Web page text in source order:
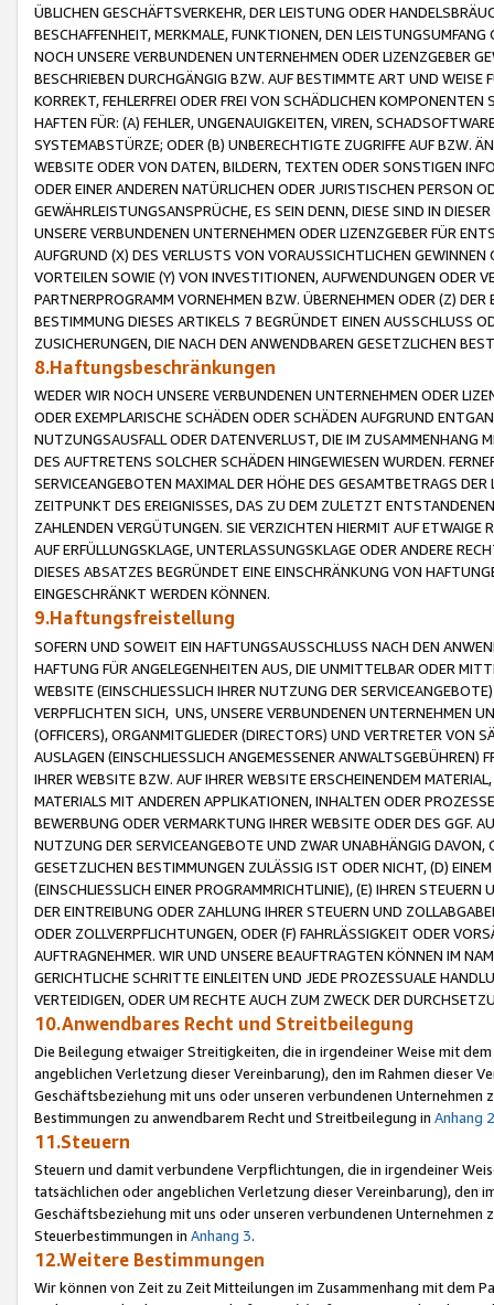
ÜBLICHEN GESCHÄFTSVERKEHR, DER LEISTUNG ODER
BESCHAFFENHEIT, MERKMALE, FUNKTIONEN, DEN
NOCH UNSERE VERBUNDENEN UNTERNEHMEN ODER LIZENZGEBER
BESCHRIEBEN DURCHGÄNGIG BZW. AUF BESTIMMTE ART UND
KORREKT, FEHLERFREI ODER FREI VON SCHÄDLICHEN
HAFTEN FÜR: (A) FEHLER, UNGENAUIGKEITEN, VIREN,
SYSTEMABSTÜRZE; ODER (B) UNBERECHTIGTE ZUGRIFFE AUF BZW.
WEBSITE ODER VON DATEN, BILDERN, TEXTEN ODER SONSTIGEN
ODER EINER ANDEREN NATÜRLICHEN ODER JURISTISCHEN PERSON
GEWÄHRLEISTUNGSANSPRÜCHE, ES SEIN DENN, DIESE SIND IN
UNSERE VERBUNDENEN UNTERNEHMEN ODER LIZENZGEBER FÜR
AUFGRUND (X) DES VERLUSTS VON VORAUSSICHTLICHEN
VORTEILEN SOWIE (Y) VON INVESTITIONEN, AUFWENDUNGEN ODER
PARTNERPROGRAMM VORNEHMEN BZW. ÜBERNEHMEN ODER (Z)
BESTIMMUNG DIESES ARTIKELS 7 BEGRÜNDET EINEN AUSSCHLUSS
ZUSICHERUNGEN, DIE NACH DEN ANWENDBAREN GESETZLICHEN
8.Haftungsbeschränkungen
WEDER WIR NOCH UNSERE VERBUNDENEN UNTERNEHMEN ODER
ODER EXEMPLARISCHE SCHÄDEN ODER SCHÄDEN AUFGRUND
NUTZUNGSAUSFALL ODER DATENVERLUST, DIE IM ZUSAMMENHANG
DES AUFTRETENS SOLCHER SCHÄDEN HINGEWIESEN WURDEN.
SERVICEANGEBOTEN MAXIMAL DER HÖHE DES GESAMTBETRAGS
ZEITPUNKT DES EREIGNISSES, DAS ZU DEM ZULETZT
ZAHLENDEN VERGÜTUNGEN. SIE VERZICHTEN HIERMIT AUF
AUF ERFÜLLUNGSKLAGE, UNTERLASSUNGSKLAGE ODER ANDERE
DIESES ABSATZES BEGRÜNDET EINE EINSCHRÄNKUNG VON
EINGESCHRÄNKT WERDEN KÖNNEN.
9.Haftungsfreistellung
SOFERN UND SOWEIT EIN HAFTUNGSAUSSCHLUSS NACH DEN
HAFTUNG FÜR ANGELEGENHEITEN AUS, DIE UNMITTELBAR ODER
WEBSITE (EINSCHLIESSLICH IHRER NUTZUNG DER
VERPFLICHTEN SICH, UNS, UNSERE VERBUNDENEN UNTERNEHMEN
(OFFICERS), ORGANMITGLIEDER (DIRECTORS) UND VERTRETER VON
AUSLAGEN (EINSCHLIESSLICH ANGEMESSENER
IHRER WEBSITE BZW. AUF IHRER WEBSITE ERSCHEINENDEM
MATERIALS MIT ANDEREN APPLIKATIONEN, INHALTEN ODER
BEWERBUNG ODER VERMARKTUNG IHRER WEBSITE ODER DES GGF.
NUTZUNG DER SERVICEANGEBOTE UND ZWAR UNABHÄNGIG
GESETZLICHEN BESTIMMUNGEN ZULÄSSIG IST ODER NICHT, (D)
(EINSCHLIESSLICH EINER PROGRAMMRICHTLINIE), (E) IHREN
DER EINTREIBUNG ODER ZAHLUNG IHRER STEUERN UND
ODER ZOLLVERPFLICHTUNGEN, ODER (F) FAHRLÄSSIGKEIT ODER
AUFTRAGNEHMER. WIR UND UNSERE BEAUFTRAGTEN KÖNNEN IM
GERICHTLICHE SCHRITTE EINLEITEN UND JEDE PROZESSUALE
VERTEIDIGEN, ODER UM RECHTE AUCH ZUM ZWECK DER
10.Anwendbares Recht und Streitbeilegung
Die Beilegung etwaiger Streitigkeiten, die in irgendeiner Weise mit
angeblichen Verletzung dieser Vereinbarung), den im Rahmen dieser
Geschäftsbeziehung mit uns oder unseren verbundenen
Bestimmungen zu anwendbarem Recht und Streitbeilegung in Anhang 2
11.Steuern
Steuern und damit verbundene Verpflichtungen, die in irgendeiner
tatsächlichen oder angeblichen Verletzung dieser Vereinbarung), den
Geschäftsbeziehung mit uns oder unseren verbundenen
Steuerbestimmungen in Anhang 3.
12.Weitere Bestimmungen
Wir können von Zeit zu Zeit Mitteilungen im Zusammenhang mit dem